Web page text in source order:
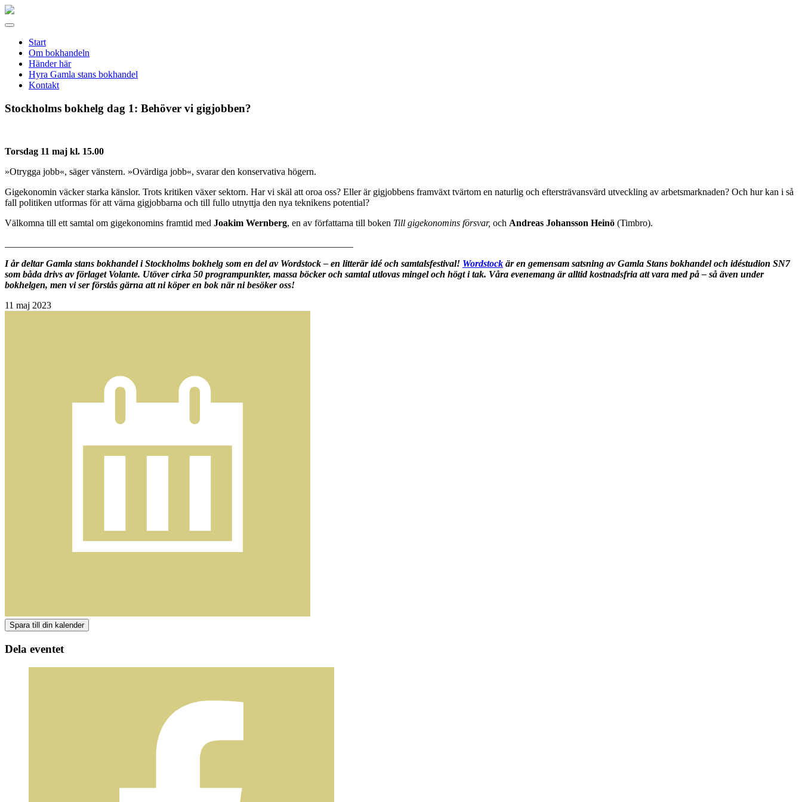
Gamla
Meny
Start
Om bokhandeln
Händer här
Hyra Gamla stans bokhandel
Kontakt
Stockholms bokhelg dag 1: Behöver vi gigjobben?
Torsdag 11 maj kl. 15.00
»Otrygga jobb«, säger vänstern. »Ovärdiga jobb«, svarar den konservativa högern.
Gigekonomin väcker starka känslor. Trots kritiken växer sektorn. Har vi skäl att oroa oss? Eller är gigjobbens framväxt tvärtom en naturlig och eftersträvansvärd utveckling av arbetsmarknaden? Och hur kan i så
fall politiken utformas för att värna gigjobbarna och till fullo utnyttja den nya teknikens potential?
Välkomna till ett samtal om gigekonomins framtid med Joakim Wernberg, en av författarna till boken Till gigekonomins försvar, och Andreas Johansson Heinö (Timbro).
I år deltar Gamla stans bokhandel i Stockholms bokhelg som en del av Wordstock – en litterär idé och samtalsfestival! Wordstock är en gemensam satsning av Gamla Stans bokhandel och idéstudion SN7
som båda drivs av förlaget Volante. Utöver cirka 50 programpunkter, massa böcker och samtal utlovas mingel och högt i tak. Våra evenemang är alltid kostnadsfria att vara med på – så även under
bokhelgen, men vi ser förstås gärna att ni köper en bok när ni besöker oss!
11 maj 2023
Dela eventet